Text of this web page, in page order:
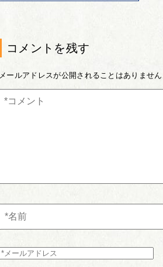
コメントを残す
メールアドレスが公開されることはありません